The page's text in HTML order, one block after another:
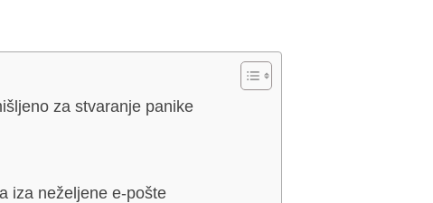
za stvaranje panike
iza neželjene e-pošte